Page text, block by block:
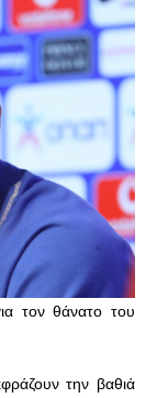
τον θάνατο του
την βαθιά